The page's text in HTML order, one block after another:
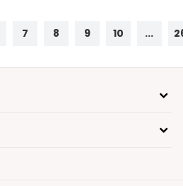
7 8 9 10 ...